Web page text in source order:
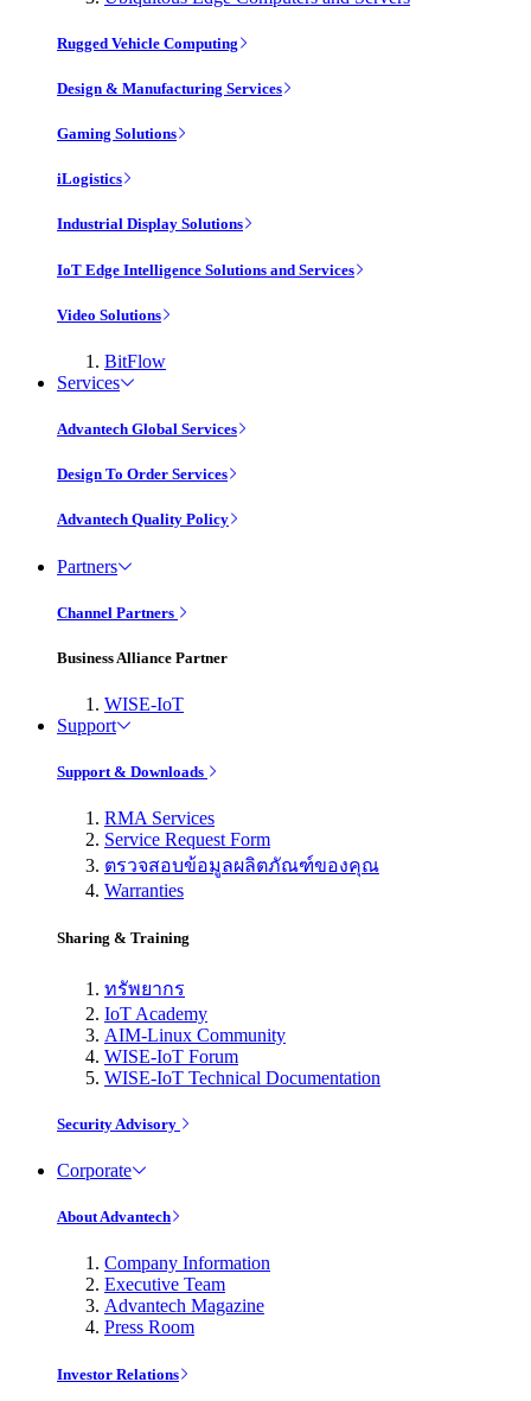
Rugged Vehicle Computing
Design & Manufacturing Services
Gaming Solutions
iLogistics
Industrial Display Solutions
IoT Edge Intelligence Solutions and Services
Video Solutions
BitFlow
Services
Advantech Global Services
Design To Order Services
Advantech Quality Policy
Partners
Channel Partners
Business Alliance Partner
WISE-IoT
Support
Support & Downloads
RMA Services
Service Request Form
ตรวจสอบข้อมูลผลิตภัณฑ์ของคุณ
Warranties
Sharing & Training
ทรัพยากร
IoT Academy
AIM-Linux Community
WISE-IoT Forum
WISE-IoT Technical Documentation
Security Advisory
Corporate
About Advantech
Company Information
Executive Team
Advantech Magazine
Press Room
Investor Relations